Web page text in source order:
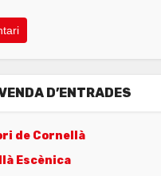
D’ENTRADES
de Cornellà
Escènica